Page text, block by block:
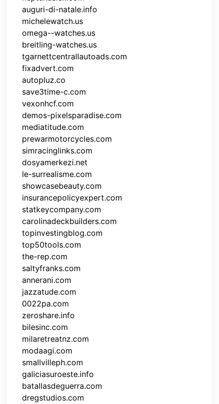
auguri-di-natale.info
michelewatch.us
omega--watches.us
breitling-watches.us
tgarnettcentrallautoads.com
fixadvert.com
autopluz.co
save3time-c.com
vexonhcf.com
demos-pixelsparadise.com
mediatitude.com
prewarmotorcycles.com
simracinglinks.com
dosyamerkezi.net
le-surrealisme.com
showcasebeauty.com
insurancepolicyexpert.com
statkeycompany.com
carolinadeckbuilders.com
topinvestingblog.com
top50tools.com
the-rep.com
saltyfranks.com
annerani.com
jazzatude.com
0022pa.com
zeroshare.info
bilesinc.com
milaretreatnz.com
modaagi.com
smallvilleph.com
galiciasuroeste.info
batallasdeguerra.com
dregstudios.com